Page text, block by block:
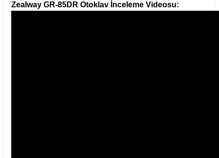
Zealway GR-85DR Otoklav İnceleme Videosu: